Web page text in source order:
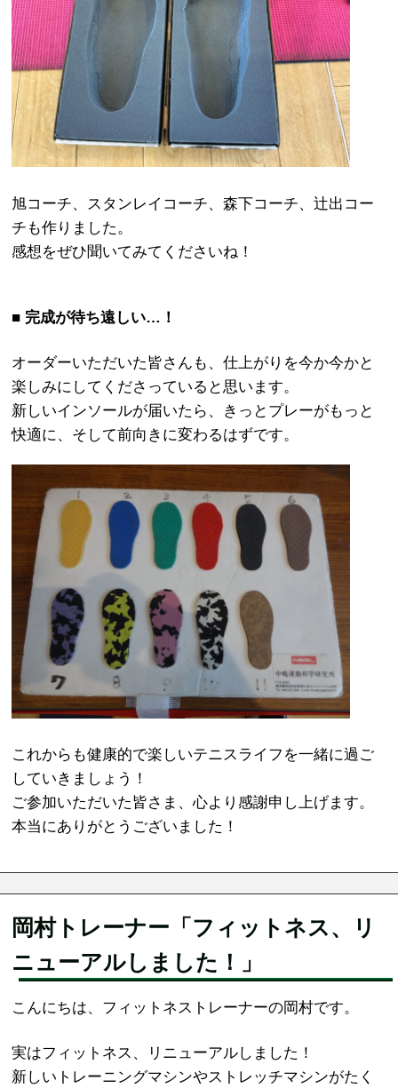
旭コーチ、スタンレイコーチ、森下コーチ、辻出コー
チも作りました。
感想をぜひ聞いてみてくださいね！
■ 完成が待ち遠しい…！
オーダーいただいた皆さんも、仕上がりを今か今かと
楽しみにしてくださっていると思います。
新しいインソールが届いたら、きっとプレーがもっと
快適に、そして前向きに変わるはずです。
これからも健康的で楽しいテニスライフを一緒に過ご
していきましょう！
ご参加いただいた皆さま、心より感謝申し上げます。
本当にありがとうございました！
岡村トレーナー「フィットネス、リ
ニューアルしました！」
こんにちは、フィットネストレーナーの岡村です。
実はフィットネス、リニューアルしました！
新しいトレーニングマシンやストレッチマシンがたく